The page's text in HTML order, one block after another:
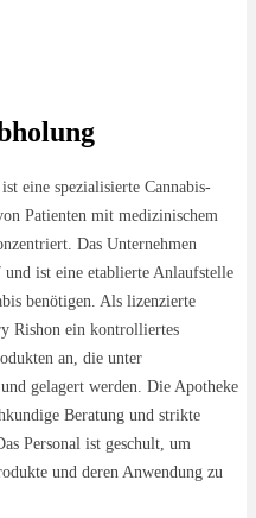
eine spezialisierte Cannabis-
Patienten mit medizinischem
Das Unternehmen
ist eine etablierte Anlaufstelle
benötigen. Als lizenzierte
Rishon ein kontrolliertes
an, die unter
gelagert werden. Die Apotheke
Beratung und strikte
Personal ist geschult, um
und deren Anwendung zu